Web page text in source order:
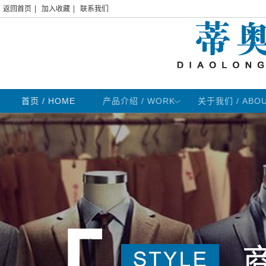
返回首页 加入收藏 联系我们
首页 / HOME 产品介绍 / WORK 关于我们 /